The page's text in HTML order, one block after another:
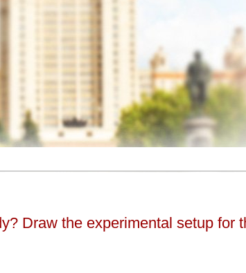
Draw the experimental setup for